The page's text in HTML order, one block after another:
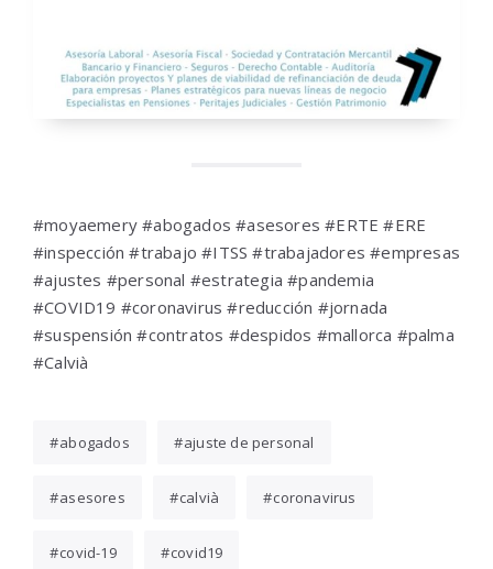
#moyaemery #abogados #asesores #ERTE #ERE
#inspección #trabajo #ITSS #trabajadores #empresas
#ajustes #personal #estrategia #pandemia
#COVID19 #coronavirus #reducción #jornada
#suspensión #contratos #despidos #mallorca #palma
#Calvià
abogados ajuste de personal
asesores calvià coronavirus
covid-19 covid19